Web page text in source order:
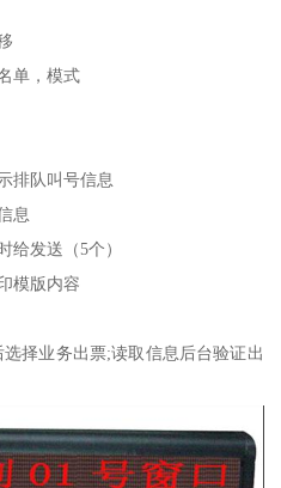
单，模式
排队叫号信息
息
发送（5个）
模版内容
择业务出票;读取信息后台验证出